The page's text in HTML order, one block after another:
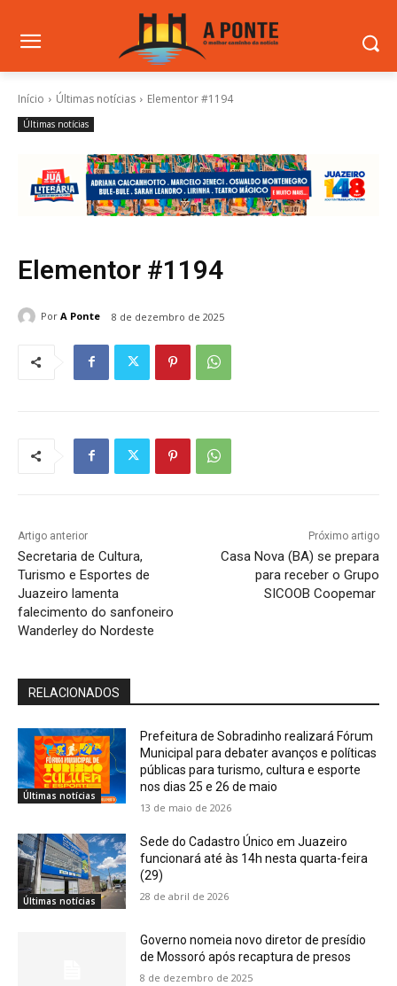
Início Últimas notícias Elementor #1194
Últimas notícias
Elementor #1194
Por A Ponte 8 de dezembro de 2025
Artigo anterior
Secretaria de Cultura,
Turismo e Esportes de
Juazeiro lamenta
falecimento do sanfoneiro
Wanderley do Nordeste
Próximo artigo
Casa Nova (BA) se prepara
para receber o Grupo
SICOOB Coopemar
RELACIONADOS
Últimas notícias
Prefeitura de Sobradinho realizará Fórum
Municipal para debater avanços e políticas
públicas para turismo, cultura e esporte
nos dias 25 e 26 de maio
13 de maio de 2026
Últimas notícias
Sede do Cadastro Único em Juazeiro
funcionará até às 14h nesta quarta-feira
(29)
28 de abril de 2026
Governo nomeia novo diretor de presídio
de Mossoró após recaptura de presos
8 de dezembro de 2025